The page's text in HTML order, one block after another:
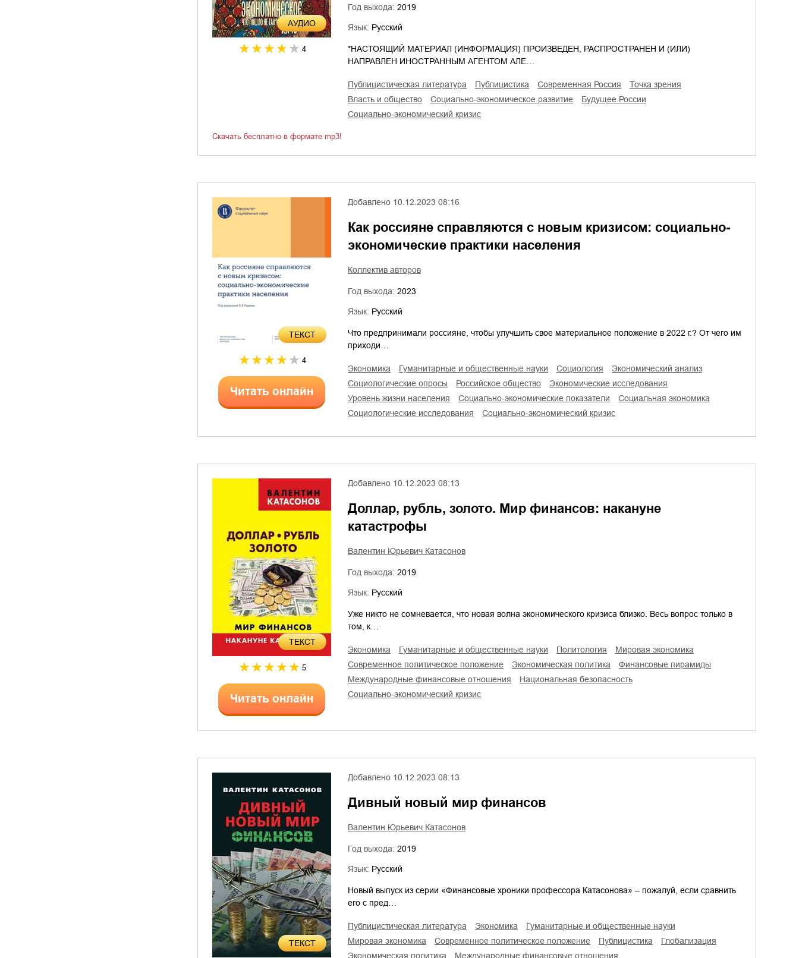
AУДИО
4
Год выхода: 2019
Язык: Русский
*НАСТОЯЩИЙ МАТЕРИАЛ (ИНФОРМАЦИЯ) ПРОИЗВЕДЕН, РАСПРОСТРАНЕН И (ИЛИ)
НАПРАВЛЕН ИНОСТРАННЫМ АГЕНТОМ АЛЕ…
публицистическая литература публицистика современная Россия
точка зрения
власть и общество
социально-экономическое развитие
будущее России
социально-экономический кризис
Скачать бесплатно в формате mp3!
ТЕКСТ
4
Читать онлайн
Добавлено 10.12.2023 08:16
Как россияне справляются с новым кризисом: социально-
экономические практики населения
Коллектив авторов
Год выхода: 2023
Язык: Русский
Что предпринимали россияне, чтобы улучшить свое материальное положение в 2022 г.? От чего им
приходи…
экономика гуманитарные и общественные науки социология
экономический анализ
социологические опросы
российское общество
экономические исследования
уровень жизни населения
социально-экономические показатели
социальная экономика
социологические исследования
социально-экономический кризис
ТЕКСТ
5
Читать онлайн
Добавлено 10.12.2023 08:13
Доллар, рубль, золото. Мир финансов: накануне
катастрофы
Валентин Юрьевич Катасонов
Год выхода: 2019
Язык: Русский
Уже никто не сомневается, что новая волна экономического кризиса близко. Весь вопрос только в
том, к…
экономика гуманитарные и общественные науки политология
мировая экономика
современное политическое положение
экономическая политика
финансовые пирамиды
международные финансовые отношения
национальная безопасность
социально-экономический кризис
ТЕКСТ
Добавлено 10.12.2023 08:13
Дивный новый мир финансов
Валентин Юрьевич Катасонов
Год выхода: 2019
Язык: Русский
Новый выпуск из серии «Финансовые хроники профессора Катасонова» – пожалуй, если сравнить
его с пред…
публицистическая литература экономика
гуманитарные и общественные науки
мировая экономика
современное политическое положение публицистика
глобализация
экономическая политика
международные финансовые отношения